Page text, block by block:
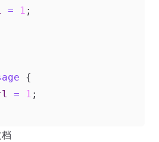
= 1 ;
{
= 1 ;